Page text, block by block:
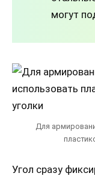
могут
Для
Угол сразу